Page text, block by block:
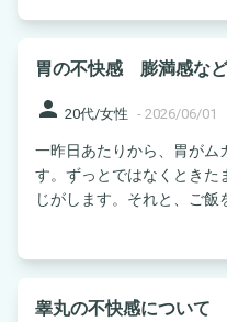
胃の不快感 膨満感など
person 20代/女性 - 2026/06/01
一昨日あたりから、胃がム
す。ずっとではなくときた
じがします。それと、ご飯
睾丸の不快感について